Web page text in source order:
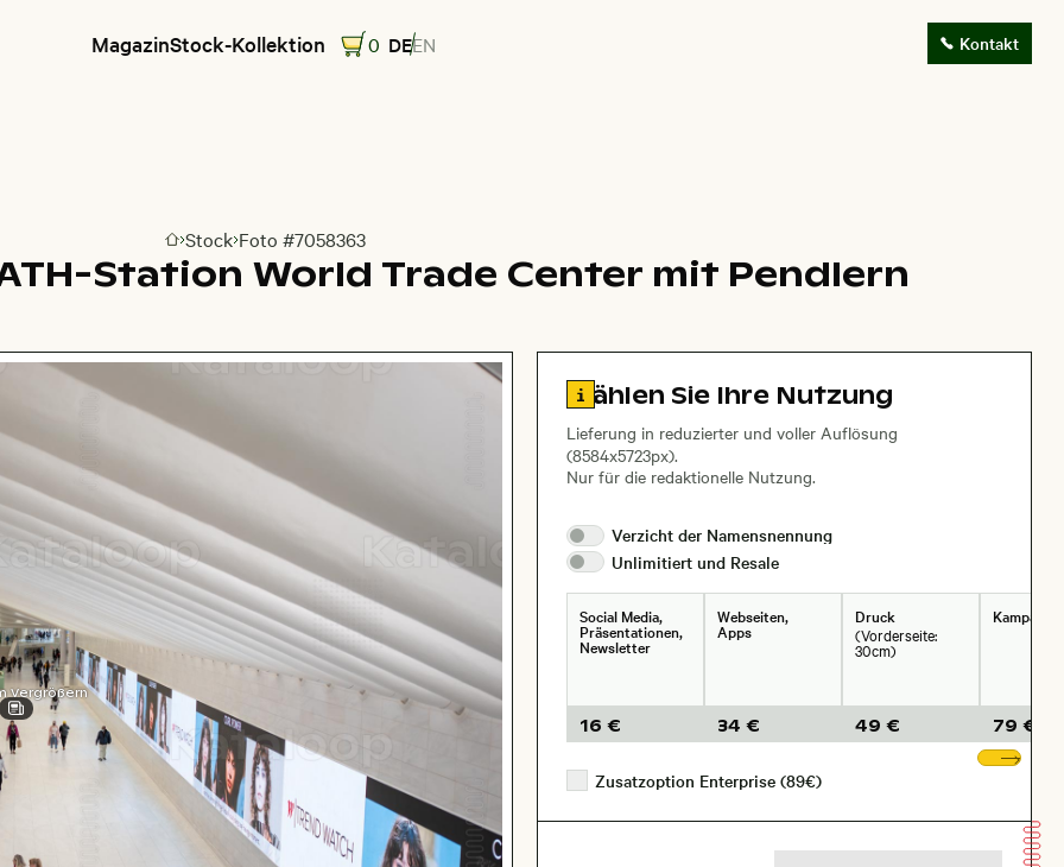
MagazinStock-Kollektion 0 DEEN Kontakt
Zur Homepage
Stock Foto #7058363
Station World Trade Center mit Pendlern
Vergrößern
Zu den Lizenzinformationen springen
Wählen Sie Ihre Nutzung
Lieferung in reduzierter und voller Auflösung
(8584x5723px).
Nur für die redaktionelle Nutzung.
Verzicht der Namensnennung
Unlimitiert und Resale
Social Media,
Präsentationen,
Newsletter
16 €
Webseiten,
Apps
34 €
Druck
(Vorderseite:
30cm)
49 €
79 €
Zusatzoption Enterprise (89€)